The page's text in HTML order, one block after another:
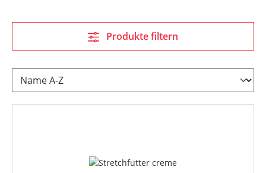
Produkte filtern